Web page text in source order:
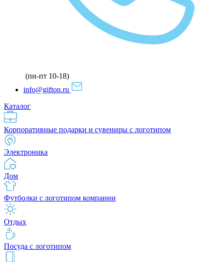
(пн-пт 10-18)
info@gifton.ru
Каталог
Корпоративные подарки и сувениры с логотипом
Электроника
Дом
Футболки с логотипом компании
Отдых
Посуда с логотипом